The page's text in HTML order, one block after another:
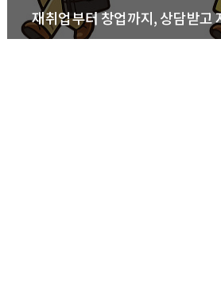
재취업부터 창업까지, 상담받고